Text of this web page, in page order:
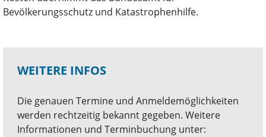
Bevölkerungsschutz und Katastrophenhilfe.
WEITERE INFOS
Die genauen Termine und Anmeldemöglichkeiten
werden rechtzeitig bekannt gegeben. Weitere
Informationen und Terminbuchung unter: